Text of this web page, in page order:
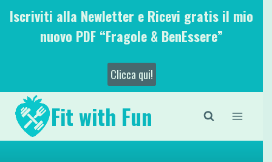
SaltaIscriviti alla Newletter e Ricevi gratis il mio
nuovo PDF “Fragole & BenEssere”
Clicca qui!
Fit with Fun